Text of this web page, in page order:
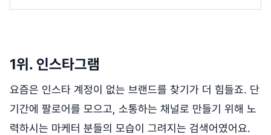
1위. 인스타그램
요즘은 인스타 계정이 없는 브랜드를 찾기가 더 힘들죠. 단
기간에 팔로어를 모으고, 소통하는 채널로 만들기 위해 노
력하시는 마케터 분들의 모습이 그려지는 검색어였어요.